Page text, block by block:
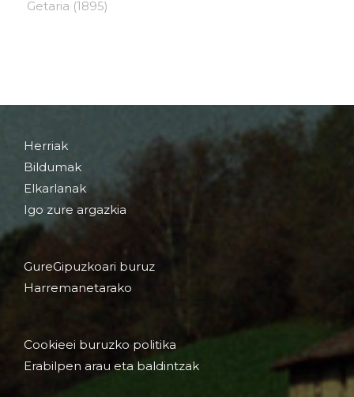
Herriak
Bildumak
Elkarlanak
Igo zure argazkia
GureGipuzkoari buruz
Harremanetarako
Cookieei buruzko politika
Erabilpen arau eta baldintzak